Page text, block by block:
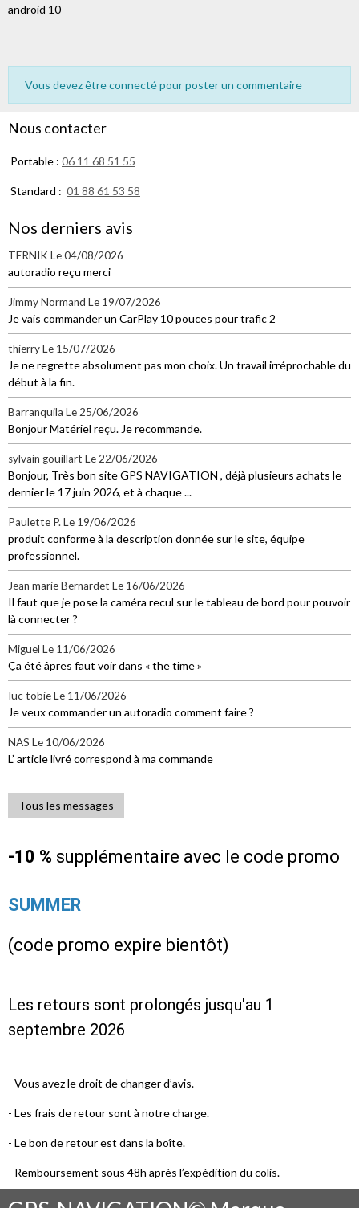
Vous devez être connecté pour poster un commentaire
Nous contacter
Portable : 06 11 68 51 55
Standard : 01 88 61 53 58
Nos derniers avis
TERNIK Le 04/08/2026
autoradio reçu merci
Jimmy Normand Le 19/07/2026
Je vais commander un CarPlay 10 pouces pour trafic 2
thierryLe 15/07/2026
Je ne regrette absolument pas mon choix. Un travail irréprochable du
début à la fin.
Barranquila Le 25/06/2026
Bonjour Matériel reçu. Je recommande.
sylvain gouillart Le 22/06/2026
Bonjour, Très bon site GPS NAVIGATION , déjà plusieurs achats le
dernier le 17 juin 2026, et à chaque ...
Paulette P. Le 19/06/2026
produit conforme à la description donnée sur le site, équipe
professionnel.
Jean marie Bernardet Le 16/06/2026
Il faut que je pose la caméra recul sur le tableau de bord pour pouvoir
là connecter ?
Miguel Le 11/06/2026
Ça été âpres faut voir dans « the time »
Iuc tobieLe 11/06/2026
Je veux commander un autoradio comment faire ?
NAS Le 10/06/2026
L’ article livré correspond à ma commande
Tous les messages
-10 % supplémentaire avec le code promo
SUMMER
(code promo expire bientôt)
Les retours sont prolongés jusqu'au 1
septembre 2026
- Vous avez le droit de changer d’avis.
- Les frais de retour sont à notre charge.
- Le bon de retour est dans la boîte.
- Remboursement sous 48h après l’expédition du colis.